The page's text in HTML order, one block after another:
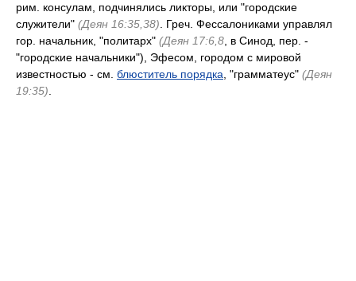
рим. консулам, подчинялись ликторы, или "городские
служители" (Деян 16:35,38) . Греч. Фессалониками управлял
гор. начальник, "политарх" (Деян 17:6,8 , в Синод, пер. -
"городские начальники"), Эфесом, городом с мировой
известностью - см. блюститель порядка , "грамматеус" (Деян
19:35)